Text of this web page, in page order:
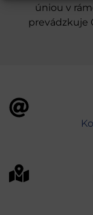
úniou v
prevádzkuje